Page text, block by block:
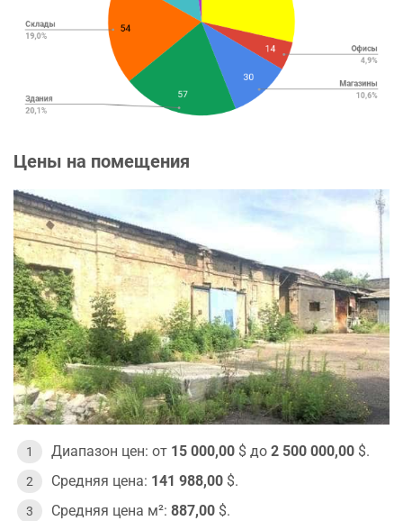
Цены на помещения
Диапазон цен: от 15 000,00 $ до 2 500 000,00 $.
Средняя цена: 141 988,00 $.
Средняя цена м²: 887,00 $.